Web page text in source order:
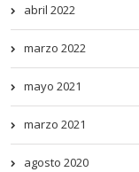
abril 2022
marzo 2022
mayo 2021
marzo 2021
agosto 2020